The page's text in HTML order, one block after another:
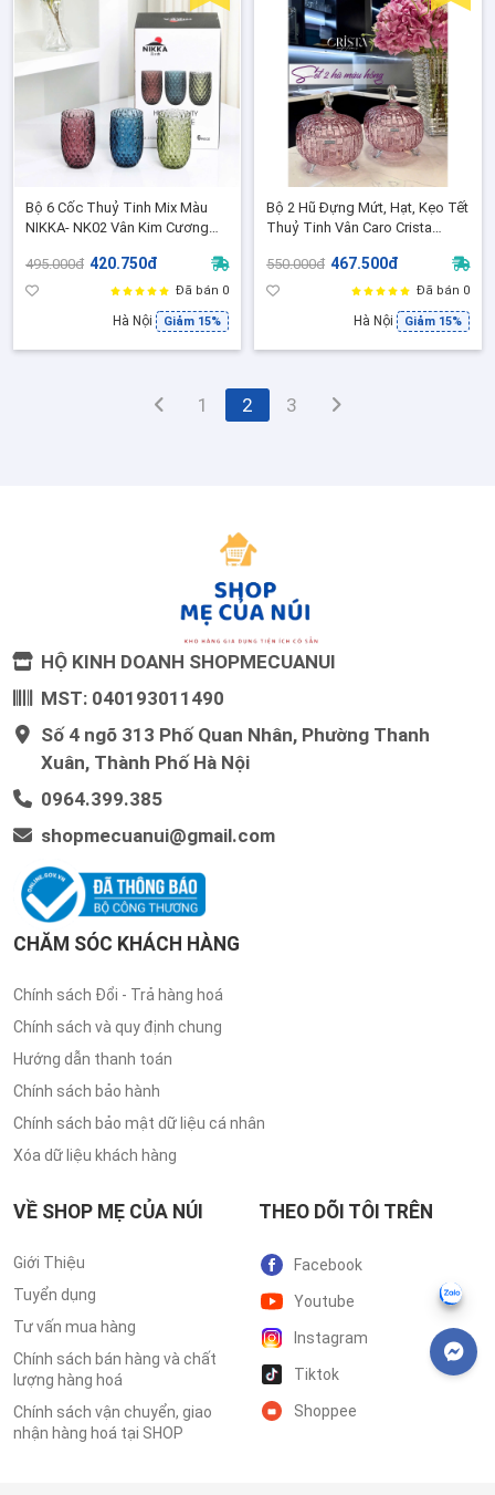
Bộ 6 Cốc Thuỷ Tinh Mix Màu
NIKKA- NK02 Vân Kim Cương
Được Máy Rửa Bát
495.000đ 420.750đ
Đã bán 0
Hà Nội Giảm 15%
Bộ 2 Hũ Đựng Mứt, Hạt, Kẹo Tết
Thuỷ Tinh Vân Caro Crista
Trí Bàn Trà Tiệc Sang Trọng
550.000đ 467.500đ
Đã bán 0
Hà Nội Giảm 15%
1 2 3
HỘ KINH DOANH SHOPMECUANUI
MST: 040193011490
Số 4 ngõ 313 Phố Quan Nhân, Phường Thanh
Xuân, Thành Phố Hà Nội
0964.399.385
shopmecuanui@gmail.com
CHĂM SÓC KHÁCH HÀNG
Chính sách Đổi - Trả hàng hoá
Chính sách và quy định chung
Hướng dẫn thanh toán
Chính sách bảo hành
Chính sách bảo mật dữ liệu cá nhân
Xóa dữ liệu khách hàng
VỀ SHOP MẸ CỦA NÚI
Giới Thiệu
Tuyển dụng
Tư vấn mua hàng
Chính sách bán hàng và chất
lượng hàng hoá
Chính sách vận chuyển, giao
nhận hàng hoá tại SHOP
THEO DÕI TÔI TRÊN
Facebook
Youtube
Instagram
Tiktok
Shoppee